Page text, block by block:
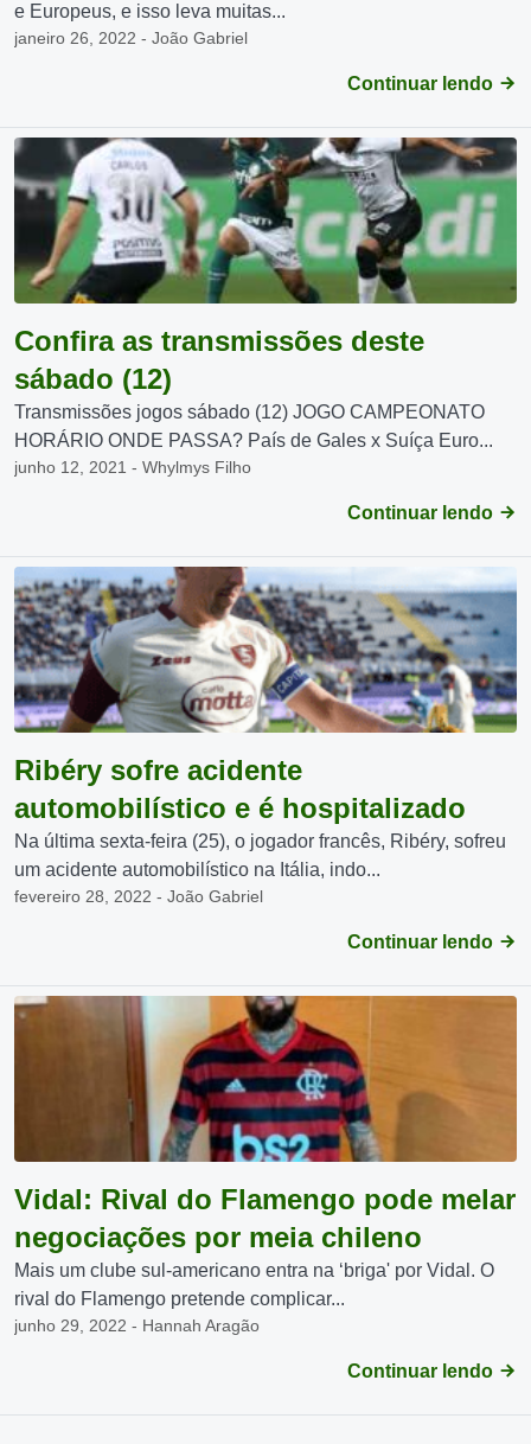
e Europeus, e isso leva muitas...
janeiro 26, 2022 - João Gabriel
Continuar lendo
Confira as transmissões deste
sábado (12)
Transmissões jogos sábado (12) JOGO CAMPEONATO
HORÁRIO ONDE PASSA? País de Gales x Suíça Euro...
junho 12, 2021 - Whylmys Filho
Continuar lendo
Ribéry sofre acidente
automobilístico e é hospitalizado
Na última sexta-feira (25), o jogador francês, Ribéry, sofreu
um acidente automobilístico na Itália, indo...
fevereiro 28, 2022 - João Gabriel
Continuar lendo
Vidal: Rival do Flamengo pode melar
negociações por meia chileno
Mais um clube sul-americano entra na ‘briga' por Vidal. O
rival do Flamengo pretende complicar...
junho 29, 2022 - Hannah Aragão
Continuar lendo